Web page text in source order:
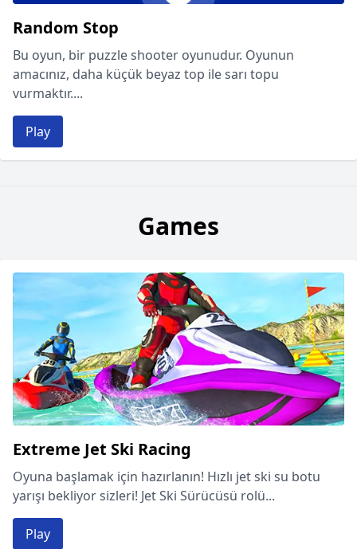
Random Stop
Bu oyun, bir puzzle shooter oyunudur. Oyunun
amacınız, daha küçük beyaz top ile sarı topu
vurmaktır....
Play
Games
Extreme Jet Ski Racing
Oyuna başlamak için hazırlanın! Hızlı jet ski su botu
yarışı bekliyor sizleri! Jet Ski Sürücüsü rolü...
Play